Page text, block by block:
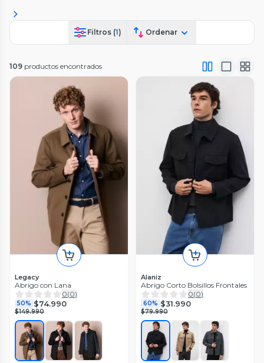
Filtros (1) Ordenar
109 productos encontrados
Legacy
Abrigo con Lana
0(0)
50% $74.990
$149.990
Alaniz
Abrigo Corto Bolsillos Frontales
0(0)
60% $31.990
$79.990